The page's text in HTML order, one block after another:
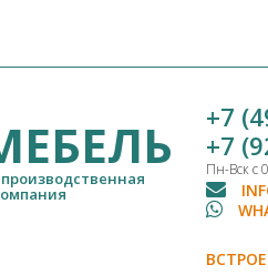
+7
+7
Пн-Вск с